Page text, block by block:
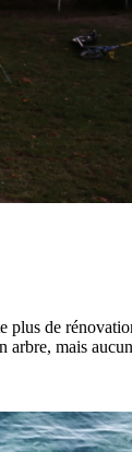
de
arbre, mais